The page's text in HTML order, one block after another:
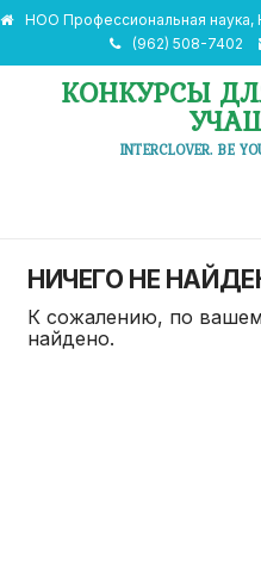
НОО Профессиональная наука,
(962) 508-7402
КОНКУРСЫ
INTERCLOVER. BE
НИЧЕГО НЕ
К сожалению, по
найдено.